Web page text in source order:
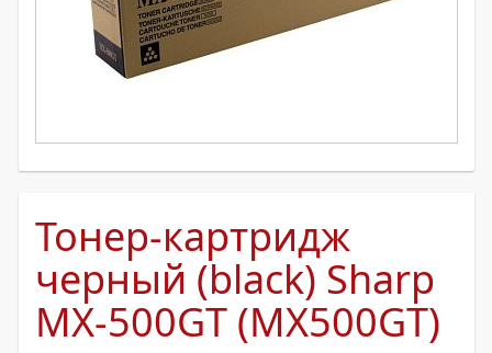
Тонер-картридж
черный (black) Sharp
MX-500GT (MX500GT)